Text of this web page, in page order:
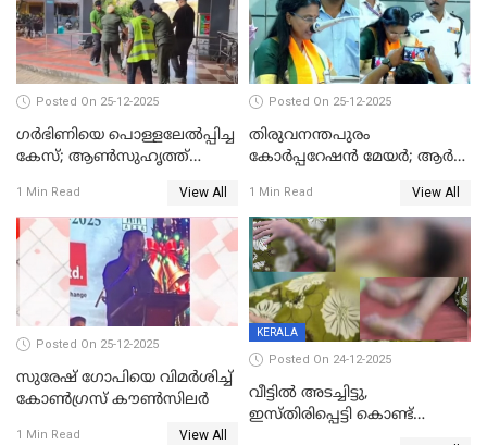
Posted On 25-12-2025
ഗര്‍ഭിണിയെ പൊള്ളലേല്‍പ്പിച്ച
കേസ്; ആണ്‍സുഹൃത്ത്
1 Min Read View All
Posted On 25-12-2025
തിരുവനന്തപുരം
കോര്‍പ്പറേഷന്‍ മേയർ; ആര്‍
1 Min Read View All
Posted On 25-12-2025
സുരേഷ് ഗോപിയെ വിമര്‍ശിച്ച്
കോണ്‍ഗ്രസ് കൗണ്‍സിലര്‍
1 Min Read View All
KERALA
Posted On 24-12-2025
വീട്ടിൽ അടച്ചിട്ടു,
ഇസ്തിരിപ്പെട്ടി കൊണ്ട്